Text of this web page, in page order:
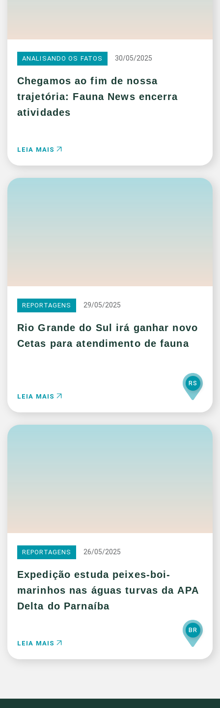
ANALISANDO OS FATOS 30/05/2025
Chegamos ao fim de nossa
trajetória: Fauna News encerra
atividades
LEIA MAIS
REPORTAGENS 29/05/2025
Rio Grande do Sul irá ganhar novo
Cetas para atendimento de fauna
LEIA MAIS
RS
REPORTAGENS 26/05/2025
Expedição estuda peixes-boi-
marinhos nas águas turvas da APA
Delta do Parnaíba
LEIA MAIS
BR